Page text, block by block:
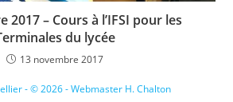
2017 – Cours à l’IFSI pour les
du lycée
13 novembre 2017
- © 2026 - Webmaster H. Chalton